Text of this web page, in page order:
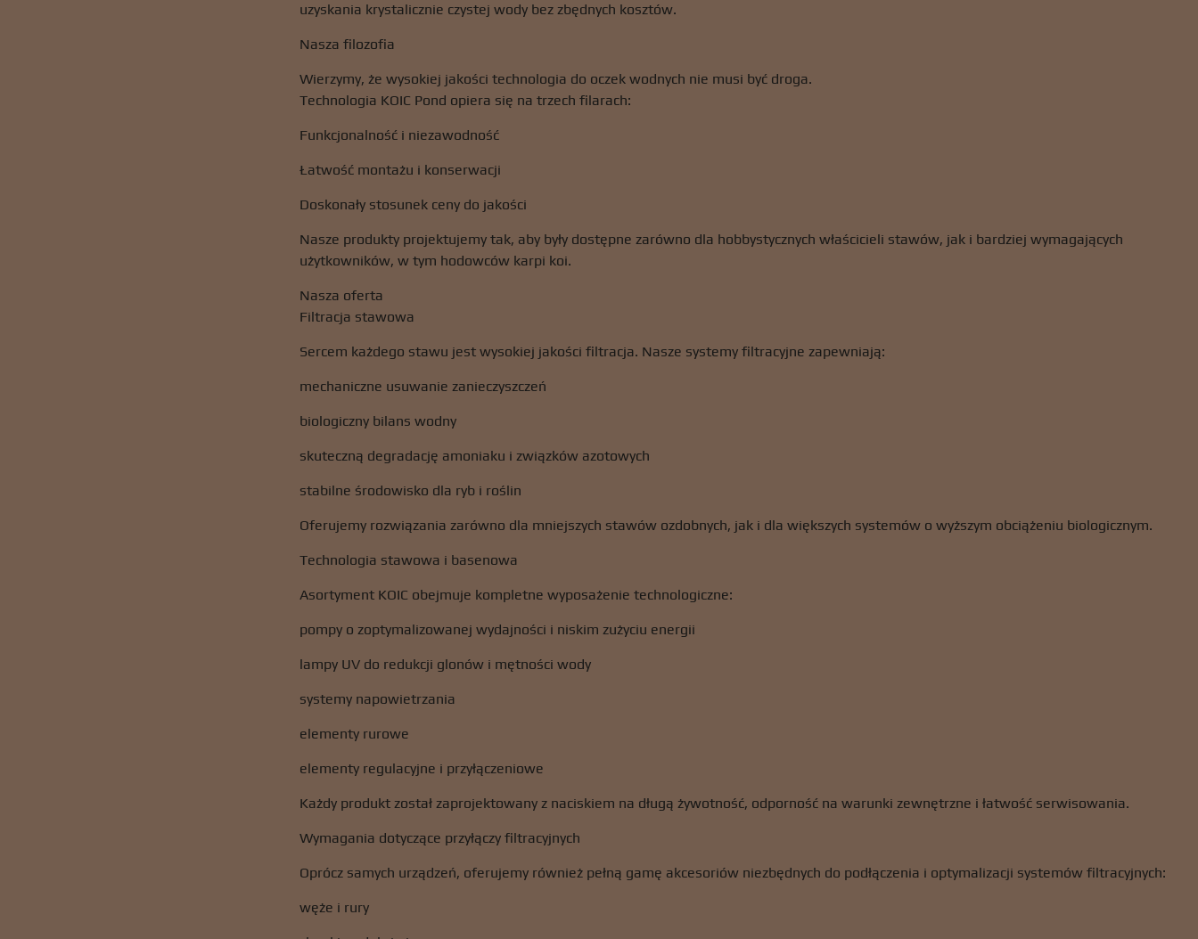
uzyskania krystalicznie czystej wody bez zbędnych kosztów.
Nasza filozofia
Wierzymy, że wysokiej jakości technologia do oczek wodnych nie musi być droga.
Technologia KOIC Pond opiera się na trzech filarach:
Funkcjonalność i niezawodność
Łatwość montażu i konserwacji
Doskonały stosunek ceny do jakości
Nasze produkty projektujemy tak, aby były dostępne zarówno dla hobbystycznych właścicieli stawów, jak i bardziej wymagających
użytkowników, w tym hodowców karpi koi.
Nasza oferta
Filtracja stawowa
Sercem każdego stawu jest wysokiej jakości filtracja. Nasze systemy filtracyjne zapewniają:
mechaniczne usuwanie zanieczyszczeń
biologiczny bilans wodny
skuteczną degradację amoniaku i związków azotowych
stabilne środowisko dla ryb i roślin
Oferujemy rozwiązania zarówno dla mniejszych stawów ozdobnych, jak i dla większych systemów o wyższym obciążeniu biologicznym.
Technologia stawowa i basenowa
Asortyment KOIC obejmuje kompletne wyposażenie technologiczne:
pompy o zoptymalizowanej wydajności i niskim zużyciu energii
lampy UV do redukcji glonów i mętności wody
systemy napowietrzania
elementy rurowe
elementy regulacyjne i przyłączeniowe
Każdy produkt został zaprojektowany z naciskiem na długą żywotność, odporność na warunki zewnętrzne i łatwość serwisowania.
Wymagania dotyczące przyłączy filtracyjnych
Oprócz samych urządzeń, oferujemy również pełną gamę akcesoriów niezbędnych do podłączenia i optymalizacji systemów filtracyjnych:
węże i rury